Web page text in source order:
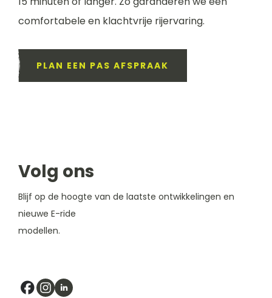
comfortabele en klachtvrije rijervaring.
PLAN EEN PAS AFSPRAAK
Volg ons
Blijf op de hoogte van de laatste ontwikkelingen en
nieuwe E-ride
modellen.